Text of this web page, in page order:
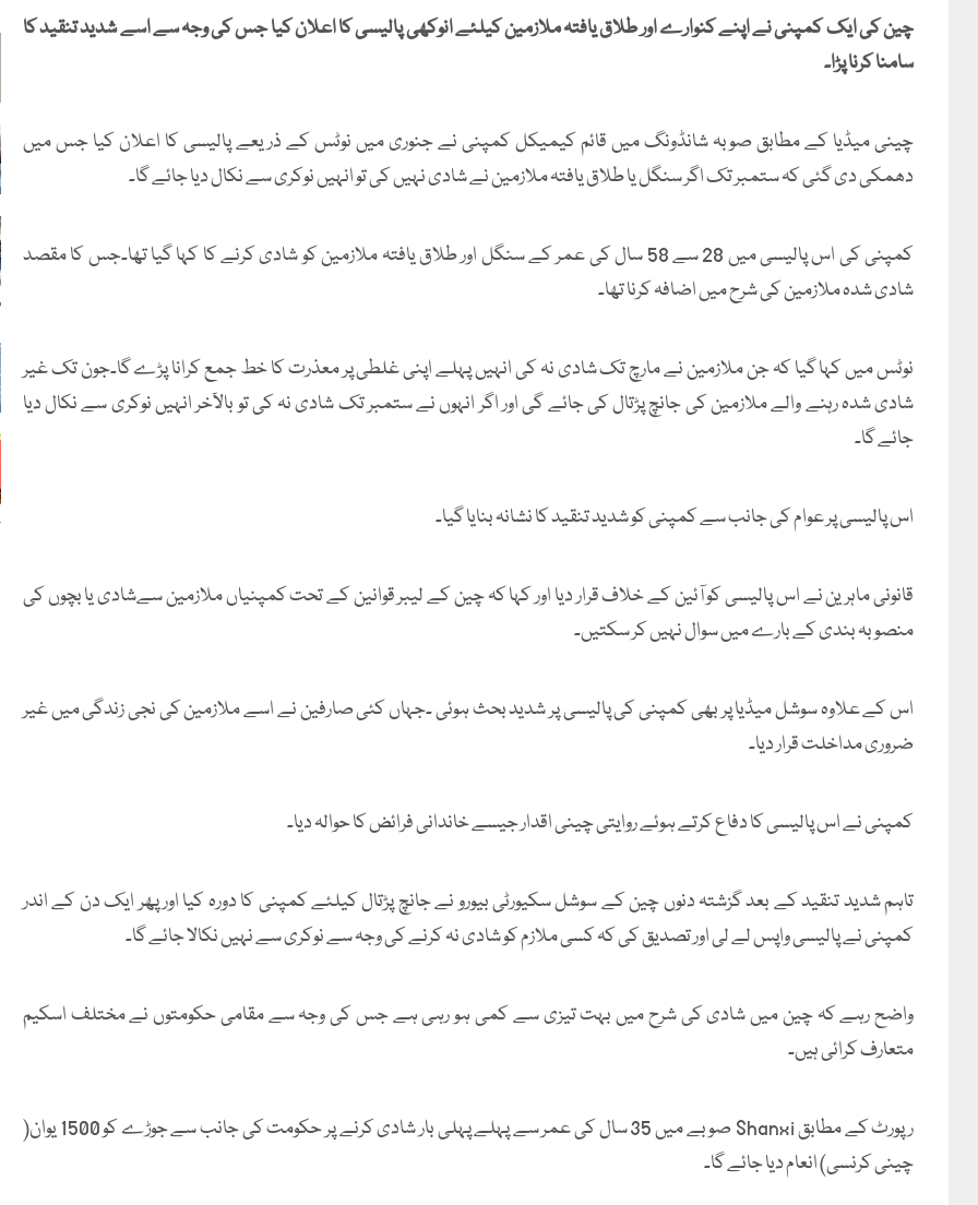
چین کی ایک کمپنی نے اپنے کنوارے اور طلاق یافتہ ملازمین کیلئے انوکھی پالیسی کا اعلان کیا جس کی وجہ سے اسے شدید تنقید کا
سامنا کرنا پڑا۔
چینی میڈیا کے مطابق صوبہ شانڈونگ میں قائم کیمیکل کمپنی نے جنوری میں نوٹس کے ذریعے پالیسی کا اعلان کیا جس میں
دھمکی دی گئی کہ ستمبر تک اگر سنگل یا طلاق یافتہ ملازمین نے شادی نہیں کی تو انہیں نوکری سے نکال دیا جائے گا۔
کمپنی کی اس پالیسی میں 28 سے 58 سال کی عمر کے سنگل اور طلاق یافتہ ملازمین کو شادی کرنے کا کہا گیا تھا۔جس کا مقصد
شادی شدہ ملازمین کی شرح میں اضافہ کرنا تھا۔
نوٹس میں کہا گیا کہ جن ملازمین نے مارچ تک شادی نہ کی انہیں پہلے اپنی غلطی پر معذرت کا خط جمع کرانا پڑے گا۔جون تک غیر
شادی شدہ رہنے والے ملازمین کی جانچ پڑتال کی جائے گی اور اگر انہوں نے ستمبر تک شادی نہ کی تو بالآخر انہیں نوکری سے نکال دیا
جائے گا۔
اس پالیسی پر عوام کی جانب سے کمپنی کو شدید تنقید کا نشانہ بنایا گیا۔
قانونی ماہرین نے اس پالیسی کو آئین کے خلاف قرار دیا اور کہا کہ چین کے لیبر قوانین کے تحت کمپنیاں ملازمین سےشادی یا بچوں کی
منصوبہ بندی کے بارے میں سوال نہیں کر سکتیں۔
اس کے علاوہ سوشل میڈیا پر بھی کمپنی کی پالیسی پر شدید بحث ہوئی ۔جہاں کئی صارفین نے اسے ملازمین کی نجی زندگی میں غیر
ضروری مداخلت قرار دیا۔
کمپنی نے اس پالیسی کا دفاع کرتے ہوئے روایتی چینی اقدار جیسے خاندانی فرائض کا حوالہ دیا۔
تاہم شدید تنقید کے بعد گزشتہ دنوں چین کے سوشل سکیورٹی بیورو نے جانچ پڑتال کیلئے کمپنی کا دورہ کیا اور پھر ایک دن کے اندر
کمپنی نے پالیسی واپس لے لی اور تصدیق کی کہ کسی ملازم کو شادی نہ کرنے کی وجہ سے نوکری سے نہیں نکالا جائے گا۔
واضح رہے کہ چین میں شادی کی شرح میں بہت تیزی سے کمی ہو رہی ہے جس کی وجہ سے مقامی حکومتوں نے مختلف اسکیم
متعارف کرائی ہیں۔
رپورٹ کے مطابق Shanxi صوبے میں 35 سال کی عمر سے پہلے پہلی بار شادی کرنے پر حکومت کی جانب سے جوڑے کو 1500 یوان(
چینی کرنسی) انعام دیا جائے گا۔